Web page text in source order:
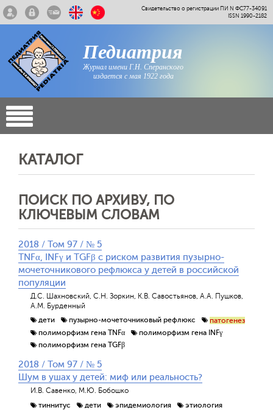
Свидетельство о регистрации ПИ N ФС77-34091
ISSN 1990-2182
Педиатрия
Журнал имени Г.Н. Сперанского
издается с мая 1922 года
КАТАЛОГ
ПОИСК ПО АРХИВУ, ПО
КЛЮЧЕВЫМ СЛОВАМ
2018 / Том 97 / № 5
TNFα, INFγ и TGFβ с риском развития пузырно-
мочеточникового рефлюкса у детей в российской
популяции
Д.С. Шахновский, С.Н. Зоркин, К.В. Савостьянов, А.А. Пушков,
А.М. Бурденный
дети
пузырно-мочеточниковый рефлюкс
патогенез
полиморфизм гена TNFα
полиморфизм гена INFγ
полиморфизм гена TGFβ
2018 / Том 97 / № 5
Шум в ушах у детей: миф или реальность?
И.В. Савенко, М.Ю. Бобошко
тиннитус
дети эпидемиология
этиология